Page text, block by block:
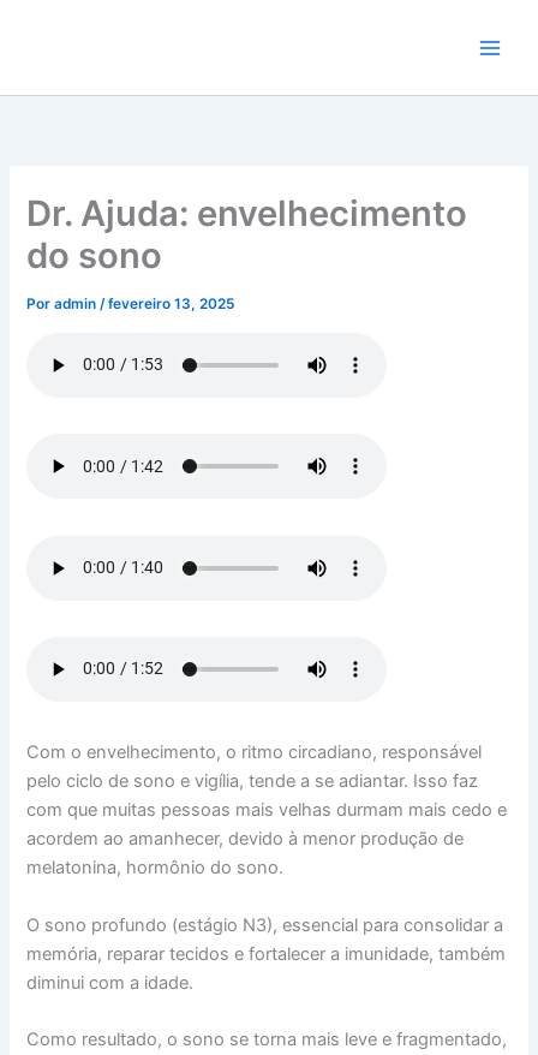
conteúdo
Dr. Ajuda: envelhecimento
do sono
Poradmin/fevereiro 13, 2025
Com o envelhecimento, o ritmo circadiano, responsável
pelo ciclo de sono e vigília, tende a se adiantar. Isso faz
com que muitas pessoas mais velhas durmam mais cedo e
acordem ao amanhecer, devido à menor produção de
melatonina, hormônio do sono.
O sono profundo (estágio N3), essencial para consolidar a
memória, reparar tecidos e fortalecer a imunidade, também
diminui com a idade.
Como resultado, o sono se torna mais leve e fragmentado,